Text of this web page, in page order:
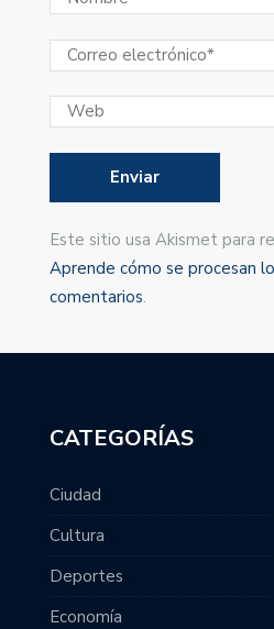
Este sitio usa Akismet para
Aprende cómo se procesan
comentarios.
CATEGORÍAS
Ciudad
Cultura
Deportes
Economía